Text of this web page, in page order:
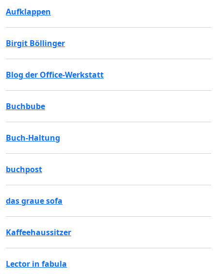
Aufklappen
Birgit Böllinger
Blog der Office-Werkstatt
Buchbube
Buch-Haltung
buchpost
das graue sofa
Kaffeehaussitzer
Lector in fabula